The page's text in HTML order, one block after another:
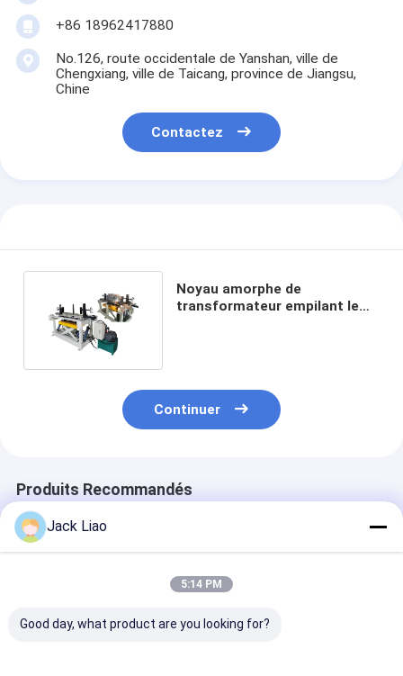
+86 18962417880
No.126, route occidentale de Yanshan, ville de
Chengxiang, ville de Taicang, province de Jiangsu,
Chine
Contactez
Noyau amorphe de
transformateur empilant le
Continuer
Produits Recommandés
Jack Liao
5:14 PM
Good day, what product are you looking for?